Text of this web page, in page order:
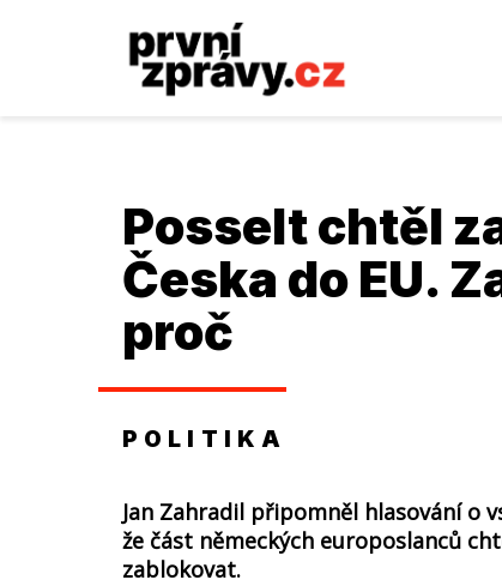
Posselt chtěl
Česka do EU.
proč
POLITIKA
Jan Zahradil připomněl hlasování o
že část německých europoslanců
zablokovat.